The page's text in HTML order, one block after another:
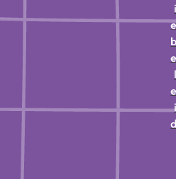
i
e
b
e
l
e
i
d